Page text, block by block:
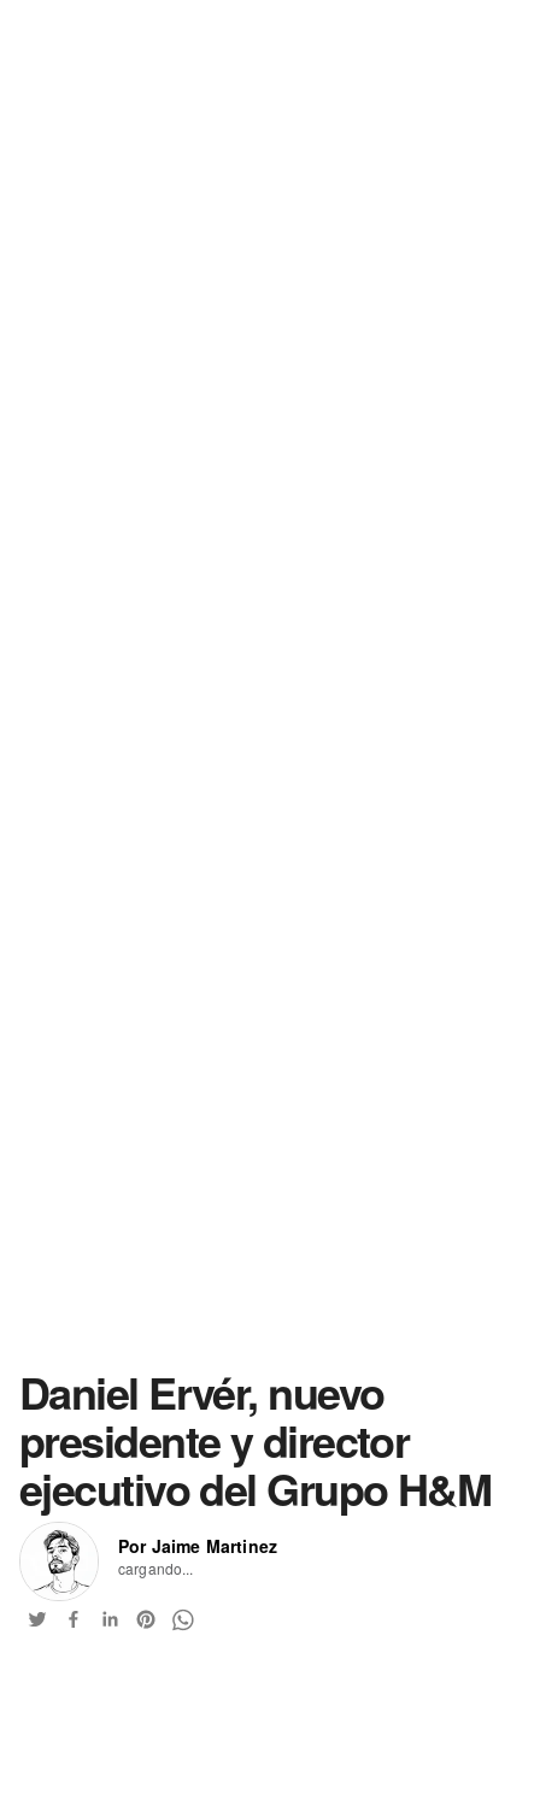
Daniel Ervér, nuevo
presidente y director
ejecutivo del Grupo H&M
Por Jaime Martinez
cargando...